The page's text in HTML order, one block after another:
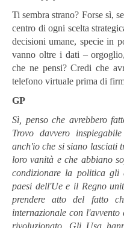
Ti sembra strano? Forse sì,
centro di ogni scelta
decisioni umane, specie in
vanno oltre i dati –
che ne pensi? Credi che
telefono virtuale prima di
GP
Sì, penso che avrebbero
Trovo davvero
anch'io che si siano lasciati
loro vanità e che abbiano
condizionare la politica
paesi dell'Ue e il Regno
prendere atto del fatto
internazionale con
rivoluzionato. Gli Usa